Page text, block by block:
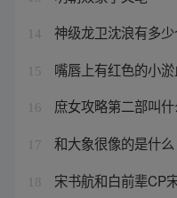
14 神级龙卫沈浪有多
15 嘴唇上有红色的小淤
16 庶女攻略第二部叫
17 和大象很像的是什么
18 宋书航和白前辈CP